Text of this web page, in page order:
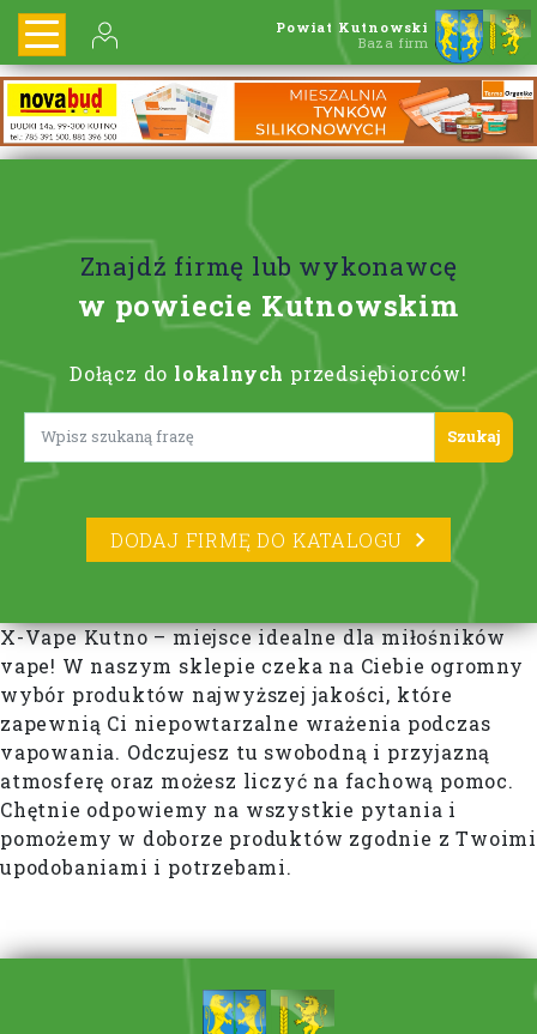
Powiat Kutnowski
Baza firm
Znajdź firmę lub wykonawcę
w powiecie Kutnowskim
Dołącz do lokalnych przedsiębiorców!
Lorem ipsum
DODAJ FIRMĘ DO KATALOGU
X-Vape Kutno – miejsce idealne dla miłośników
vape! W naszym sklepie czeka na Ciebie ogromny
wybór produktów najwyższej jakości, które
zapewnią Ci niepowtarzalne wrażenia podczas
vapowania. Odczujesz tu swobodną i przyjazną
atmosferę oraz możesz liczyć na fachową pomoc.
Chętnie odpowiemy na wszystkie pytania i
pomożemy w doborze produktów zgodnie z Twoimi
upodobaniami i potrzebami.